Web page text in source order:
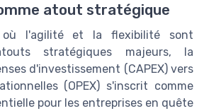
atout stratégique
où l'agilité et la flexibilité sont
stratégiques majeurs, la
d'investissement (CAPEX) vers
(OPEX) s'inscrit comme
pour les entreprises en quête